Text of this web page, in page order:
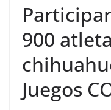
900
Juegos